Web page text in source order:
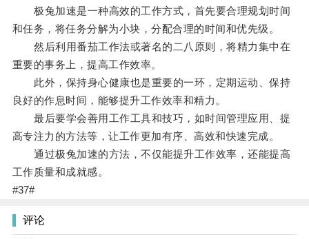
极兔加速是一种高效的工作方式，首先要合理规划时间
和任务，将任务分解为小块，分配合理的时间和优先级。
然后利用番茄工作法或著名的二八原则，将精力集中在
重要的事务上，提高工作效率。
此外，保持身心健康也是重要的一环，定期运动、保持
良好的作息时间，能够提升工作效率和精力。
最后要学会善用工作工具和技巧，如时间管理应用、提
高专注力的方法等，让工作更加有序、高效和快速完成。
通过极兔加速的方法，不仅能提升工作效率，还能提高
工作质量和成就感。
#37#
评论